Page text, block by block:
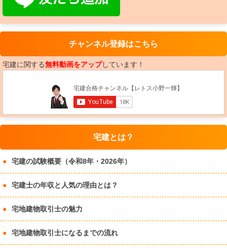
チャンネル登録はこちら
宅建に関する無料動画をアップしています！
宅建とは？
宅建の試験概要（令和8年・2026年）
宅建士の年収と人気の理由とは？
宅地建物取引士の魅力
宅地建物取引士になるまでの流れ